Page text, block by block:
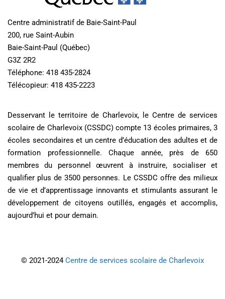
Centre administratif de Baie-Saint-Paul
200, rue Saint-Aubin
Baie-Saint-Paul (Québec)
G3Z 2R2
Téléphone: 418 435-2824
Télécopieur: 418 435-2223
Desservant le territoire de Charlevoix, le Centre de services
scolaire de Charlevoix (CSSDC) compte 13 écoles primaires, 3
écoles secondaires et un centre d’éducation des adultes et de
formation professionnelle. Chaque année, près de 650
membres du personnel œuvrent à instruire, socialiser et
qualifier plus de 3500 personnes. Le CSSDC offre des milieux
de vie et d’apprentissage innovants et stimulants assurant le
développement de citoyens outillés, engagés et accomplis,
aujourd’hui et pour demain.
© 2021-2024Centre de services scolaire de Charlevoix